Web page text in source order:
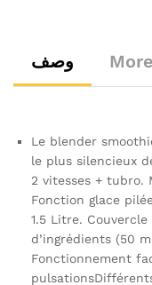
وصف
Le blender
le plus silencieux
2 vitesses + tubro.
Fonction glace
1.5 Litre.
d’ingrédients (50
Fonctionnement